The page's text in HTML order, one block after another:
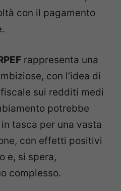
con il pagamento
rappresenta una
con l’idea di
sui redditi medi
potrebbe
tasca per una vasta
con effetti positivi
e, si spera,
complesso.